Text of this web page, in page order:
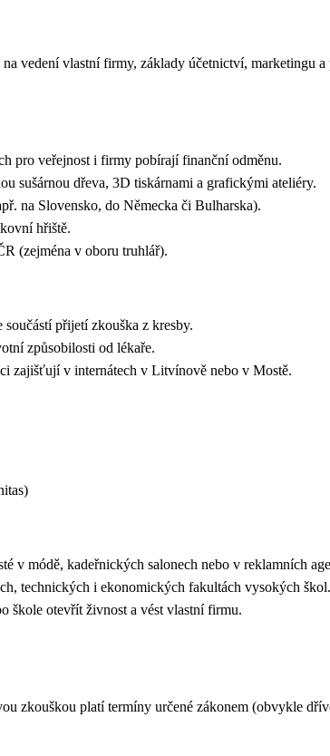
vedení vlastní firmy, základy účetnictví, marketingu a
pro veřejnost i firmy pobírají finanční odměnu.
sušárnou dřeva, 3D tiskárnami a grafickými ateliéry.
na Slovensko, do Německa či Bulharska).
hřiště.
(zejména v oboru truhlář).
přijetí zkouška z kresby.
způsobilosti od lékaře.
zajišťují v internátech v Litvínově nebo v Mostě.
v módě, kadeřnických salonech nebo v reklamních
technických i ekonomických fakultách vysokých škol.
škole otevřít živnost a vést vlastní firmu.
zkouškou platí termíny určené zákonem (obvykle